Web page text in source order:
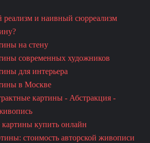
реализм и наивный сюрреализм
на стену
современных художников
для интерьера
в Москве
картины - Абстракция -
купить онлайн
стоимость авторской живописи